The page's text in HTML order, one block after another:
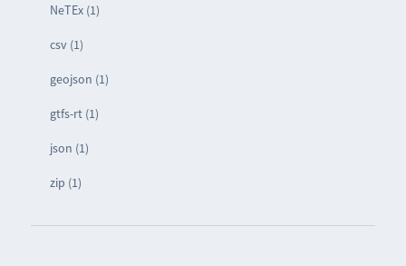
NeTEx (1)
csv (1)
geojson (1)
gtfs-rt (1)
json (1)
zip (1)